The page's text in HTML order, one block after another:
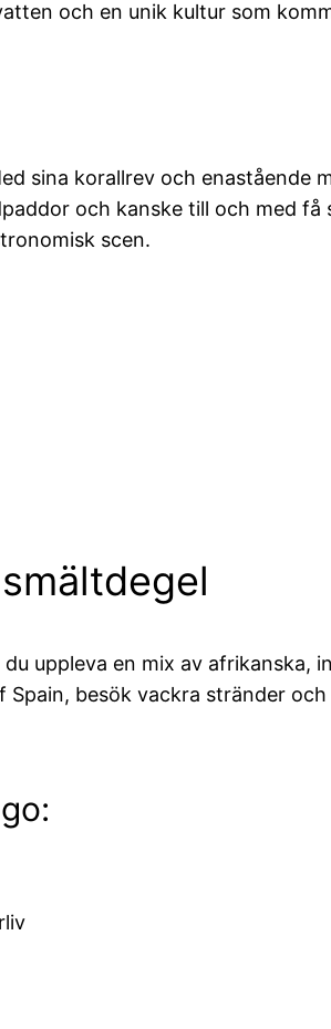
och en unik kultur som
sina korallrev och enastående
och kanske till och med
scen.
uppleva en mix av afrikanska,
besök vackra stränder